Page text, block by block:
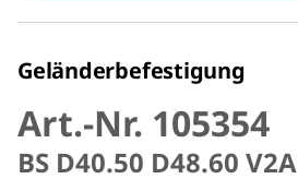
Geländerbefestigung
Art.-Nr. 105354
BS D40.50 D48.60 V2A